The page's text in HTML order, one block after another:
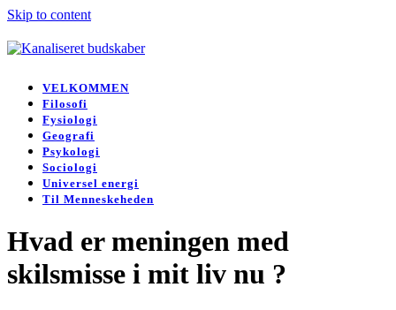
Skip to content
menu
menu
VELKOMMEN
Filosofi
Fysiologi
Geografi
Psykologi
Sociologi
Universel energi
Til Menneskeheden
Hvad er meningen med
skilsmisse i mit liv nu ?